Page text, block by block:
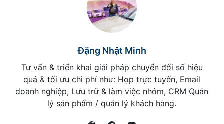
Đặng Nhật Minh
Tư vấn & triển khai giải pháp chuyển đổi số hiệu
quả & tối ưu chi phí như: Họp trực tuyến, Email
doanh nghiệp, Lưu trữ & làm việc nhóm, CRM Quản
lý sản phẩm / quản lý khách hàng.